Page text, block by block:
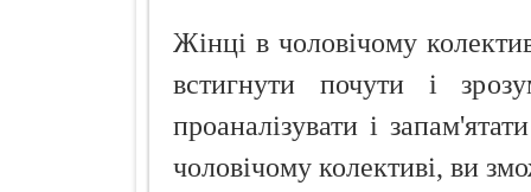
Жінці в чоловічому
встигнути почути і
проаналізувати і
чоловічому колективі, ви